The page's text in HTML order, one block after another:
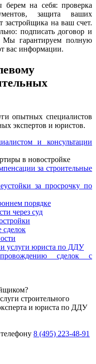
на себя: проверка
защита ваших
застройщика на ваш счет.
подписать договор и
Мы гарантируем полную
вас информации.
опытных специалистов
экспертов и юристов.
и консультации
в новостройке
за строительные
за просрочку по
порядке
через суд
сделок
услуги юриста по ДДУ
сделок с
строительного
и юриста по ДДУ
8 (495) 223-48-91